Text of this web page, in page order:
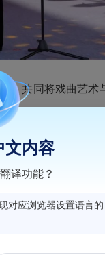
共同将戏曲艺
民品牌建设，结
色文化传播新阵地
文内容
译功能？
对应浏览器设置语言的